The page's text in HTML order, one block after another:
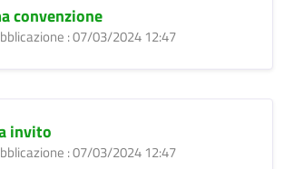
convenzione
: 07/03/2024 12:47
invito
: 07/03/2024 12:47